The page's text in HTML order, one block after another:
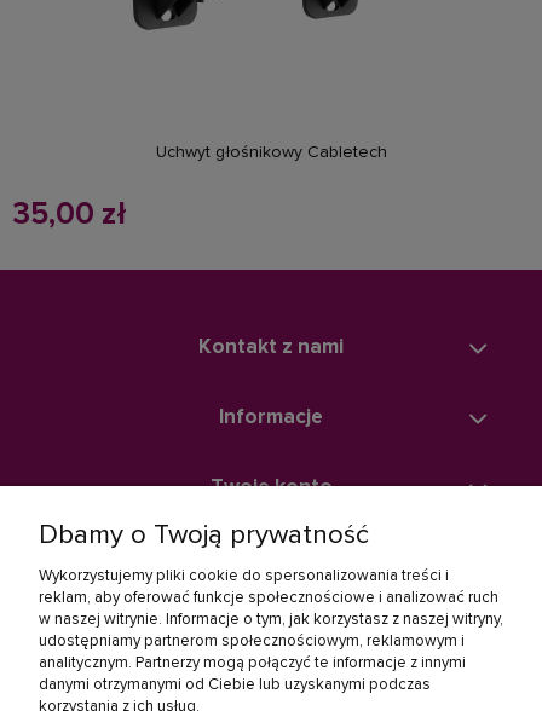
Uchwyt głośnikowy Cabletech
35,00 zł
do koszyka
Kontakt z nami
Informacje
Twoje konto
Linki społecznościowe
Dbamy o Twoją prywatność
Wykorzystujemy pliki cookie do spersonalizowania treści i
reklam, aby oferować funkcje społecznościowe i analizować ruch
w naszej witrynie. Informacje o tym, jak korzystasz z naszej witryny,
udostępniamy partnerom społecznościowym, reklamowym i
analitycznym. Partnerzy mogą połączyć te informacje z innymi
danymi otrzymanymi od Ciebie lub uzyskanymi podczas
korzystania z ich usług.